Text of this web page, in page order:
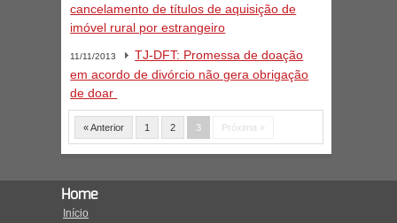
cancelamento de títulos de aquisição de
imóvel rural por estrangeiro
11/11/2013
TJ-DFT: Promessa de doação
em acordo de divórcio não gera obrigação
de doar
« Anterior 1 2 3 Próxima »
Home
Início